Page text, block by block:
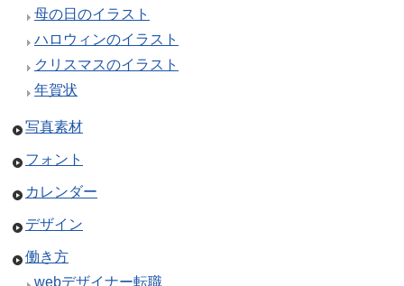
母の日のイラスト
ハロウィンのイラスト
クリスマスのイラスト
年賀状
写真素材
フォント
カレンダー
デザイン
働き方
webデザイナー転職